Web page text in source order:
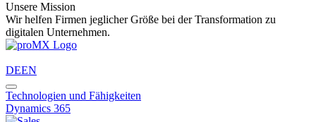
Unsere Mission
Wir helfen Firmen jeglicher Größe bei der Transformation zu
digitalen Unternehmen.
DEEN
Technologien und Fähigkeiten
Dynamics 365